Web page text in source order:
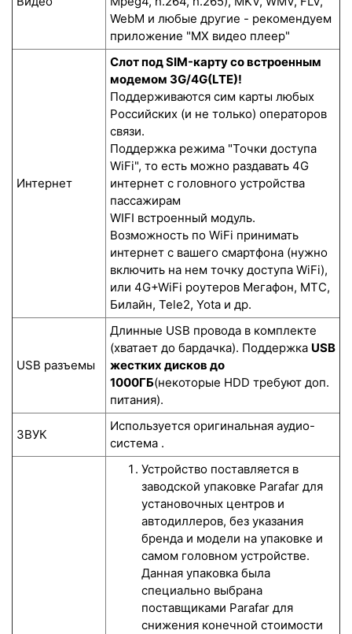
WebM и любые другие - рекомендуем
приложение "MX видео плеер"
Интернет
Слот под SIM-карту со встроенным
модемом 3G/4G(LTE)!
Поддерживаются сим карты любых
Российских (и не только) операторов
связи.
Поддержка режима "Точки доступа
WiFi", то есть можно раздавать 4G
интернет с головного устройства
пассажирам
WIFI встроенный модуль.
Возможность по WiFi принимать
интернет с вашего смартфона (нужно
включить на нем точку доступа WiFi),
или 4G+WiFi роутеров Мегафон, МТС,
Билайн, Tele2, Yota и др.
USB разъемы
Длинные USB провода в комплекте
(хватает до бардачка). Поддержка USB
жестких дисков до
1000ГБ(некоторые HDD требуют доп.
питания).
ЗВУК
Используется оригинальная аудио-
система .
Устройство поставляется в
заводской упаковке Parafar для
установочных центров и
автодиллеров, без указания
бренда и модели на упаковке и
самом головном устройстве.
Данная упаковка была
специально выбрана
поставщиками Parafar для
снижения конечной стоимости